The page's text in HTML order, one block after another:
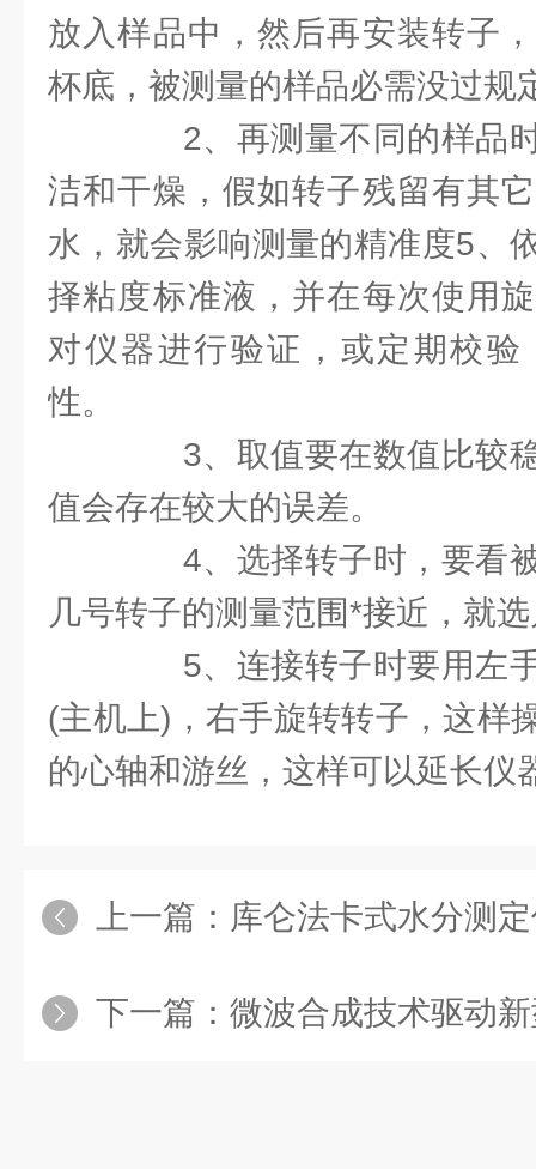
放入样品中，然后再安装转子
杯底，被测量的样品必需没过规
2、再测量不同的样品时
洁和干燥，假如转子残留有其
水，就会影响测量的精准度5、
择粘度标准液，并在每次使用
对仪器进行验证，或定期校
性。
3、取值要在数值比较稳
值会存在较大的误差。
4、选择转子时，要看被
几号转子的测量范围*接近，就
5、连接转子时要用左手
(主机上)，右手旋转转子，这样
的心轴和游丝，这样可以延长仪
上一篇： 库仑法卡式水分测定仪的测
下一篇： 微波合成技术驱动